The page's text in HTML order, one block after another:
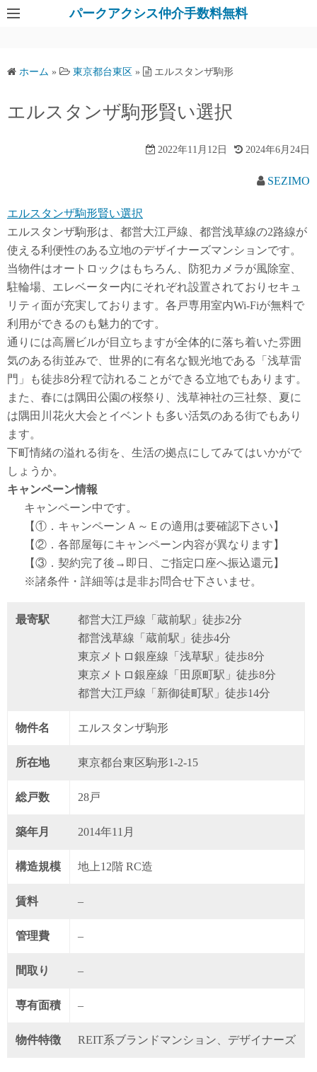
パークアクシス仲介手数料無料
ホーム » 東京都台東区 » エルスタンザ駒形
エルスタンザ駒形賢い選択
2022年11月12日 2024年6月24日
SEZIMO
エルスタンザ駒形賢い選択
エルスタンザ駒形は、都営大江戸線、都営浅草線の2路線が
使える利便性のある立地のデザイナーズマンションです。
当物件はオートロックはもちろん、防犯カメラが風除室、
駐輪場、エレベーター内にそれぞれ設置されておりセキュ
リティ面が充実しております。各戸専用室内Wi-Fiが無料で
利用ができるのも魅力的です。
通りには高層ビルが目立ちますが全体的に落ち着いた雰囲
気のある街並みで、世界的に有名な観光地である「浅草雷
門」も徒歩8分程で訪れることができる立地でもあります。
また、春には隅田公園の桜祭り、浅草神社の三社祭、夏に
は隅田川花火大会とイベントも多い活気のある街でもあり
ます。
下町情緒の溢れる街を、生活の拠点にしてみてはいかがで
しょうか。
キャンペーン情報
キャンペーン中です。
【①．キャンペーンＡ～Ｅの適用は要確認下さい】
【②．各部屋毎にキャンペーン内容が異なります】
【③．契約完了後→即日、ご指定口座へ振込還元】
※諸条件・詳細等は是非お問合せ下さいませ。
最寄駅
都営大江戸線「蔵前駅」徒歩2分
都営浅草線「蔵前駅」徒歩4分
東京メトロ銀座線「浅草駅」徒歩8分
東京メトロ銀座線「田原町駅」徒歩8分
都営大江戸線「新御徒町駅」徒歩14分
物件名 エルスタンザ駒形
所在地 東京都台東区駒形1-2-15
総戸数 28戸
築年月 2014年11月
構造規模 地上12階 RC造
賃料 –
管理費 –
間取り –
専有面積 –
物件特徴 REIT系ブランドマンション、デザイナーズ